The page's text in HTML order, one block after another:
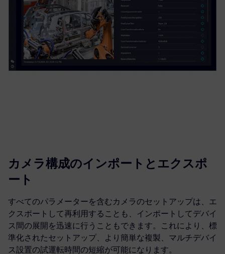
カメラ構成のインポートとエクスポ
ート
すべてのパラメーターを含むカメラのセットアップは、エ
クスポートして再利用することも、インポートしてデバイ
ス間の展開を迅速に行うこともできます。これにより、標
準化されたセットアップ、より簡単な複製、マルチデバイ
ス設置の試運転時間の短縮が可能になります。